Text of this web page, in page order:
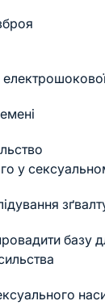
у
базу